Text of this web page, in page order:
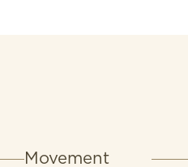
Movement